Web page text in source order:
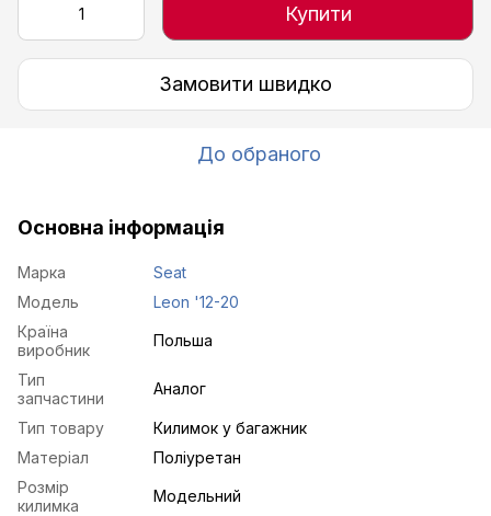
Купити
Замовити швидко
До обраного
Основна інформація
Марка
Seat
Модель
Leon '12-20
Країна
виробник
Польша
Тип
запчастини
Аналог
Тип товару
Килимок у багажник
Матеріал
Поліуретан
Розмір
килимка
Модельний